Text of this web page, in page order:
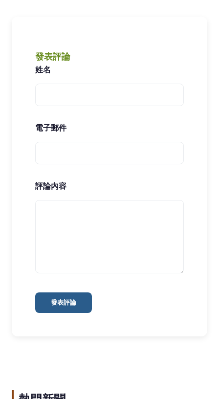
發表評論
姓名
電子郵件
評論內容
發表評論